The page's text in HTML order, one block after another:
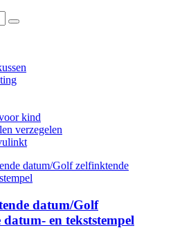
kind
verzegelen
datum/Golf
en tekststempel